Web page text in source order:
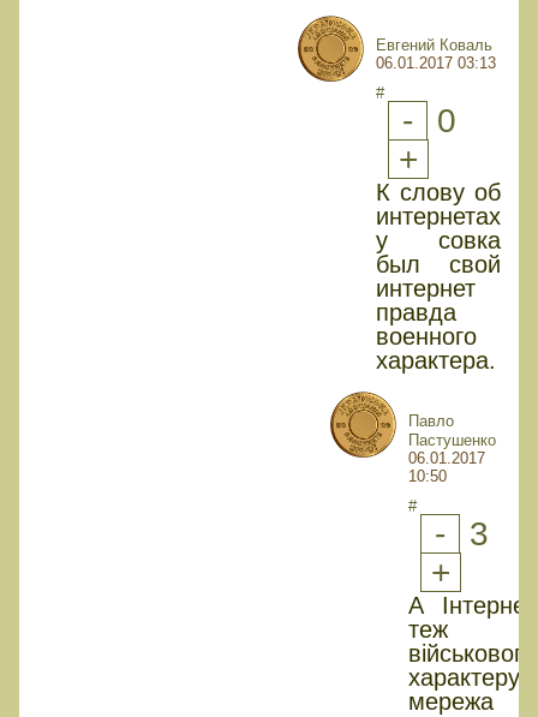
Евгений Коваль
06.01.2017 03:13
#
-
0
+
К слову об
интернетах
у совка
был свой
интернет
правда
военного
характера.
Павло
Пастушенко
06.01.2017
10:50
#
-
3
+
А Інтернет
теж
військового
характеру
мережа